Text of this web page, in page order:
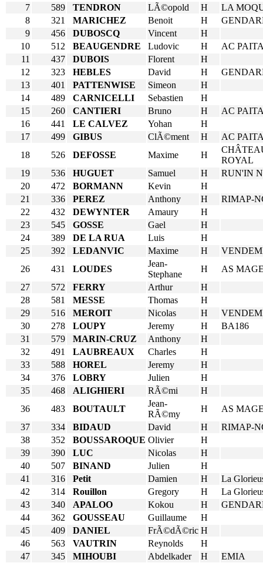
7
589 TENDRON LÃ©opold H
LA
8
321 MARICHEZ Benoit H
9
456 DUBOSCQ Vincent
H
10
512 BEAUGENDRE Ludovic H
AC
11
437 DUBOIS Florent
H
12
323 HEBLES David H
13
401 PATTENWISE Simeon
H
14
489 CARNICELLI Sebastien
H
15
260 CANTIERI Bruno H
AC
16
441 LE CALVEZ Yohan
H
17
499 GIBUS ClÃ©ment H
AC
18
526 DEFOSSE Maxime H
ROYAL
19
536 HUGUET Samuel H
RUN'IN
20
472 BORMANN Kevin
H
21
336 PEREZ Anthony H
RIMAP-
22
432 DEWYNTER Amaury
H
23
545 GOSSE Gael
H
24
389 DE LA RUA Luis
H
25
392 LEDANVIC Maxime H
26
431 LOUDES
Jean-
Stephane
H
AS
27
572 FERRY Arthur
H
28
581 MESSE Thomas
H
29
516 MEROIT Nicolas H
30
278 LOUPY Jeremy H
BA186
31
579 MARIN-CRUZ Anthony
H
32
491 LAUBREAUX Charles
H
33
588 HOREL Jeremy
H
34
376 LOBRY Julien
H
35
468 ALIGHIERI RÃ©mi
H
36
483 BOUTAULT
Jean-
RÃ©my
H
AS
37
334 BIDAUD David H
RIMAP-
38
352 BOUSSAROQUE Olivier
H
39
390 LUC Nicolas
H
40
507 BINAND Julien
H
41
316 Petit Damien H
La
42
314 Rouillon Gregory H
La
43
340 APALOO Kokou H
44
362 GOUSSEAU Guillaume
H
45
409 DANIEL FrÃ©dÃ©ric H
46
563 VAUTRIN Reynolds
H
47
345 MIHOUBI Abdelkader H
EMIA